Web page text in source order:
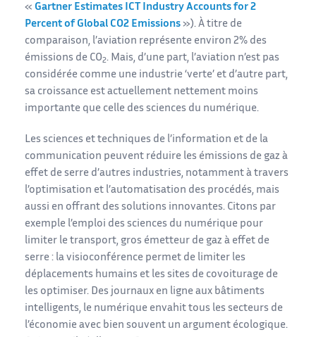
« Gartner Estimates ICT Industry Accounts for 2
Percent of Global CO2 Emissions »). À titre de
comparaison, l’aviation représente environ 2% des
émissions de CO2. Mais, d’une part, l’aviation n’est pas
considérée comme une industrie ‘verte’ et d’autre part,
sa croissance est actuellement nettement moins
importante que celle des sciences du numérique.
Les sciences et techniques de l’information et de la
communication peuvent réduire les émissions de gaz à
effet de serre d’autres industries, notamment à travers
l’optimisation et l’automatisation des procédés, mais
aussi en offrant des solutions innovantes. Citons par
exemple l’emploi des sciences du numérique pour
limiter le transport, gros émetteur de gaz à effet de
serre : la visioconférence permet de limiter les
déplacements humains et les sites de covoiturage de
les optimiser. Des journaux en ligne aux bâtiments
intelligents, le numérique envahit tous les secteurs de
l’économie avec bien souvent un argument écologique.